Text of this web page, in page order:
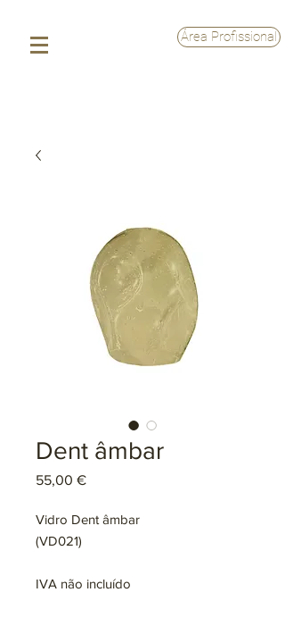
Área Profissional
Dent âmbar
55,00 €Preço
Vidro Dent âmbar
(VD021)
IVA não incluído